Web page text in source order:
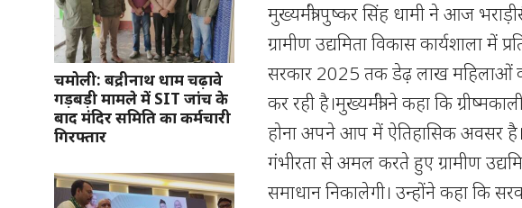
चमोली: बद्रीनाथ धाम चढ़ावे
गड़बड़ी मामले में SIT जांच के
बाद मंदिर समिति का कर्मचारी
गिरफ्तार
मुख्यमंत्री पुष्कर सिंह धामी ने आज
ग्रामीण उद्यमिता विकास कार्यशाला में
सरकार 2025 तक डेढ़ लाख महिलाओं
कर रही है।मुख्यमंत्री ने कहा कि
होना अपने आप में ऐतिहासिक अवसर है।
गंभीरता से अमल करते हुए ग्रामीण
समाधान निकालेगी। उन्होंने कहा कि